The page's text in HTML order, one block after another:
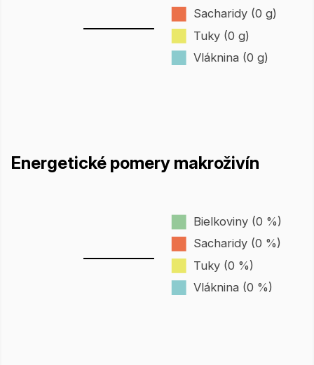
Sacharidy (0 g)
Tuky (0 g)
Vláknina (0 g)
Energetické pomery makroživín
Bielkoviny (0 %)
Sacharidy (0 %)
Tuky (0 %)
Vláknina (0 %)